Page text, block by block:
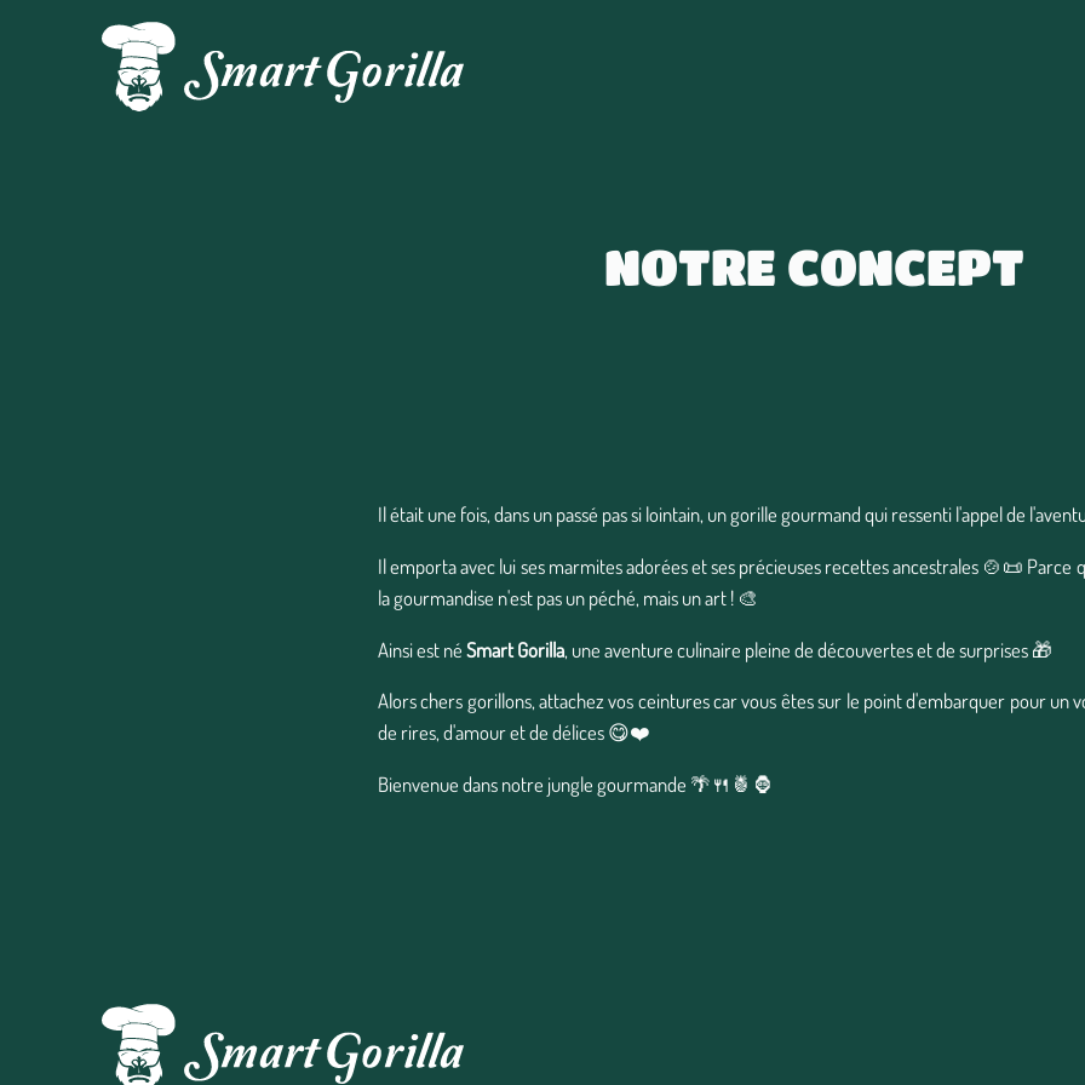
NOTRE CONCEPT
Il était une fois, dans un passé pas si lointain, un gorille gourmand qui ressenti l'appel de
Il emporta avec lui ses marmites adorées et ses précieuses recettes ancestrales 🍲📜 Parce
la gourmandise n'est pas un péché, mais un art ! 🎨
Ainsi est néSmart Gorilla, une aventure culinaire pleine de découvertes et de surprises 🎁
Alors chers gorillons, attachez vos ceintures car vous êtes sur le point d'embarquer pour un
de rires, d'amour et de délices 😋❤️
Bienvenue dans notre jungle gourmande 🌴🍴🍍🦍